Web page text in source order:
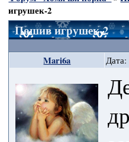
игрушек-2
Пошив игрушек-2
Mari6a Дата: